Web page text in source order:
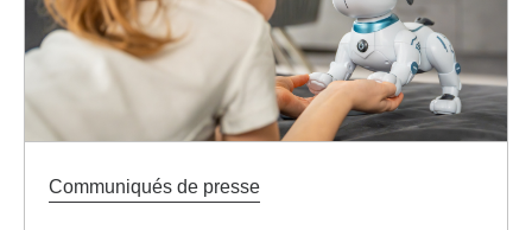
Communiqués de presse